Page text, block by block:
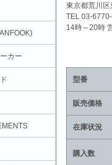
東京都荒川
TEL 03-
14時～20時
型番
販売価格
在庫状況
購入数
カー